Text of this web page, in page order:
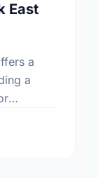
East
a
a